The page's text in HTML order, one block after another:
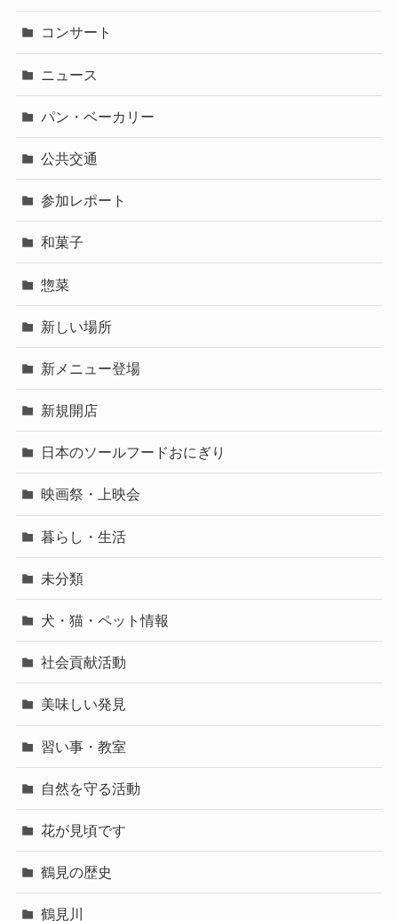
コンサート
ニュース
パン・ベーカリー
公共交通
参加レポート
和菓子
惣菜
新しい場所
新メニュー登場
新規開店
日本のソールフードおにぎり
映画祭・上映会
暮らし・生活
未分類
犬・猫・ペット情報
社会貢献活動
美味しい発見
習い事・教室
自然を守る活動
花が見頃です
鶴見の歴史
鶴見川